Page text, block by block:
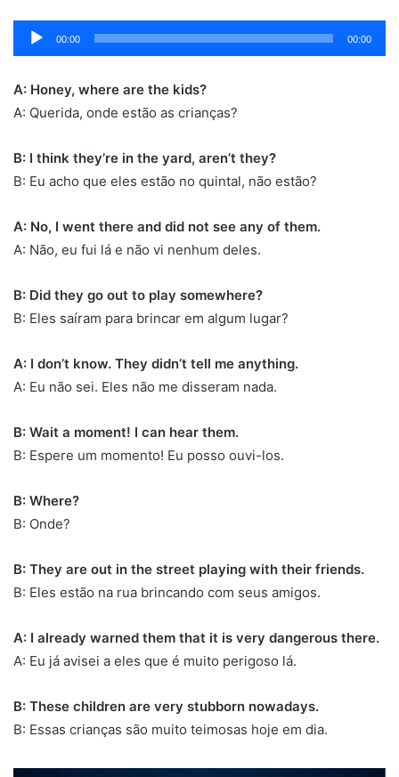
Tocador
de
00:00 00:00
A: Honey, where are the kids?
A: Querida, onde estão as crianças?
B: I think they’re in the yard, aren’t they?
B: Eu acho que eles estão no quintal, não estão?
A: No, I went there and did not see any of them.
A: Não, eu fui lá e não vi nenhum deles.
B: Did they go out to play somewhere?
B: Eles saíram para brincar em algum lugar?
A: I don’t know. They didn’t tell me anything.
A: Eu não sei. Eles não me disseram nada.
B: Wait a moment! I can hear them.
B: Espere um momento! Eu posso ouvi-los.
B: Where?
B: Onde?
B: They are out in the street playing with their friends.
B: Eles estão na rua brincando com seus amigos.
A: I already warned them that it is very dangerous there.
A: Eu já avisei a eles que é muito perigoso lá.
B: These children are very stubborn nowadays.
B: Essas crianças são muito teimosas hoje em dia.